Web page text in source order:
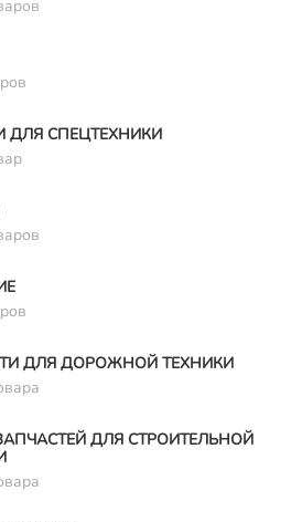
ДЛЯ СПЕЦТЕХНИКИ
ДЛЯ ДОРОЖНОЙ ТЕХНИКИ
ДЛЯ СТРОИТЕЛЬНОЙ